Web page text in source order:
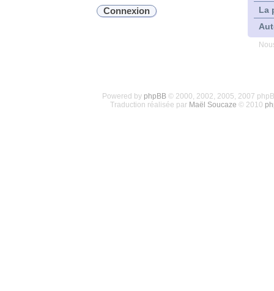
La
Powered by phpBB© 2000, 2002, 2005, 2007
Traduction réalisée par Maël Soucaze © 2010